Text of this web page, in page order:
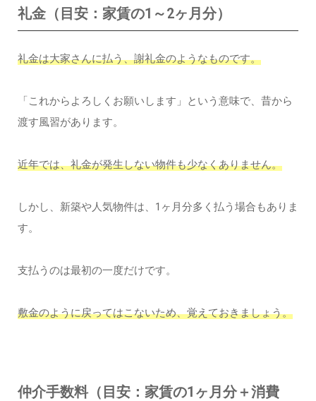
礼金（目安：家賃の1～2ヶ月分）
礼金は大家さんに払う、謝礼金のようなものです。
「これからよろしくお願いします」という意味で、昔から
渡す風習があります。
近年では、礼金が発生しない物件も少なくありません。
しかし、新築や人気物件は、1ヶ月分多く払う場合もありま
す。
支払うのは最初の一度だけです。
敷金のように戻ってはこないため、覚えておきましょう。
仲介手数料（目安：家賃の1ヶ月分＋消費